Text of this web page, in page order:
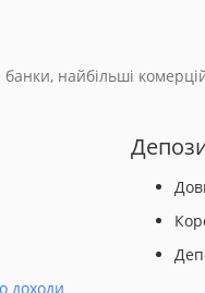
банки, найбільші
доходи